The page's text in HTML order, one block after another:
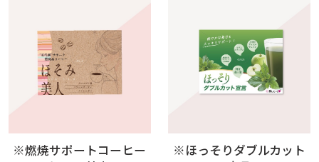
※燃焼サポートコーヒー
※ほっそりダブルカット